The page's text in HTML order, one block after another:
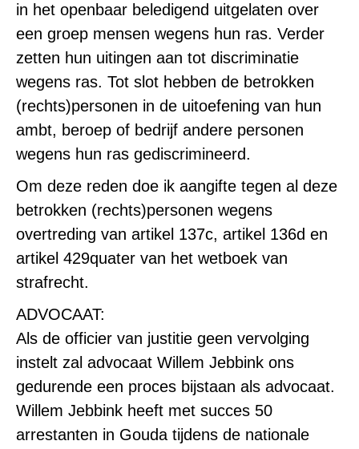
in het openbaar beledigend uitgelaten over
een groep mensen wegens hun ras. Verder
zetten hun uitingen aan tot discriminatie
wegens ras. Tot slot hebben de betrokken
(rechts)personen in de uitoefening van hun
ambt, beroep of bedrijf andere personen
wegens hun ras gediscrimineerd.
Om deze reden doe ik aangifte tegen al deze
betrokken (rechts)personen wegens
overtreding van artikel 137c, artikel 136d en
artikel 429quater van het wetboek van
strafrecht.
ADVOCAAT:
Als de officier van justitie geen vervolging
instelt zal advocaat Willem Jebbink ons
gedurende een proces bijstaan als advocaat.
Willem Jebbink heeft met succes 50
arrestanten in Gouda tijdens de nationale